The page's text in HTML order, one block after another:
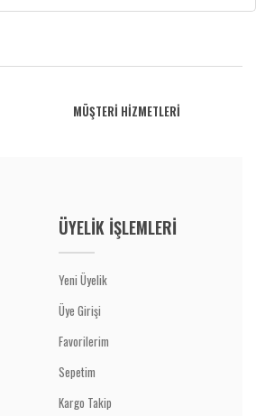
MÜŞTERİ HİZMETLERİ
ÜYELİK İŞLEMLERİ
Yeni Üyelik
Üye Girişi
Favorilerim
Sepetim
Kargo Takip